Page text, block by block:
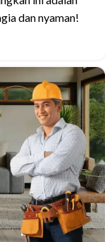
dan nyaman!